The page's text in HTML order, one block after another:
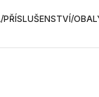
/PŘÍSLUŠENSTVÍ/